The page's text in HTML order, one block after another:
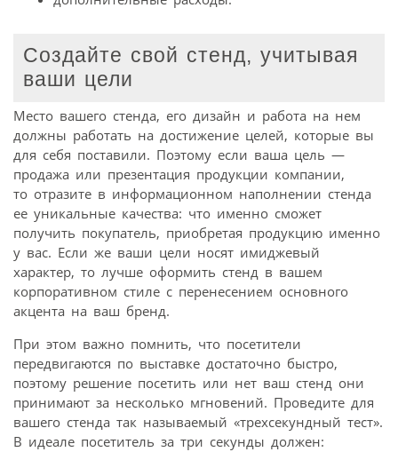
Создайте свой стенд, учитывая
ваши цели
Место вашего стенда, его дизайн и работа на нем
должны работать на достижение целей, которые вы
для себя поставили. Поэтому если ваша цель —
продажа или презентация продукции компании,
то отразите в информационном наполнении стенда
ее уникальные качества: что именно сможет
получить покупатель, приобретая продукцию именно
у вас. Если же ваши цели носят имиджевый
характер, то лучше оформить стенд в вашем
корпоративном стиле с перенесением основного
акцента на ваш бренд.
При этом важно помнить, что посетители
передвигаются по выставке достаточно быстро,
поэтому решение посетить или нет ваш стенд они
принимают за несколько мгновений. Проведите для
вашего стенда так называемый «трехсекундный тест».
В идеале посетитель за три секунды должен: